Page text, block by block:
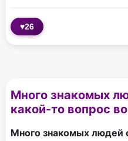
♥26
Много знакомых
какой-то вопрос
Много знакомых